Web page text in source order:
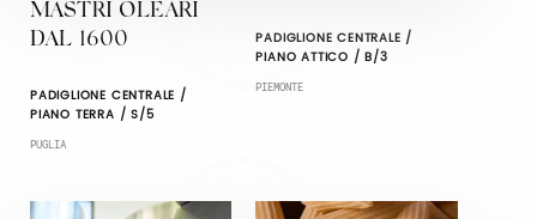
MASTRI OLEARI
DAL 1600
PADIGLIONE CENTRALE /
PIANO TERRA / S/5
PUGLIA
PADIGLIONE CENTRALE /
PIANO ATTICO / B/3
PIEMONTE